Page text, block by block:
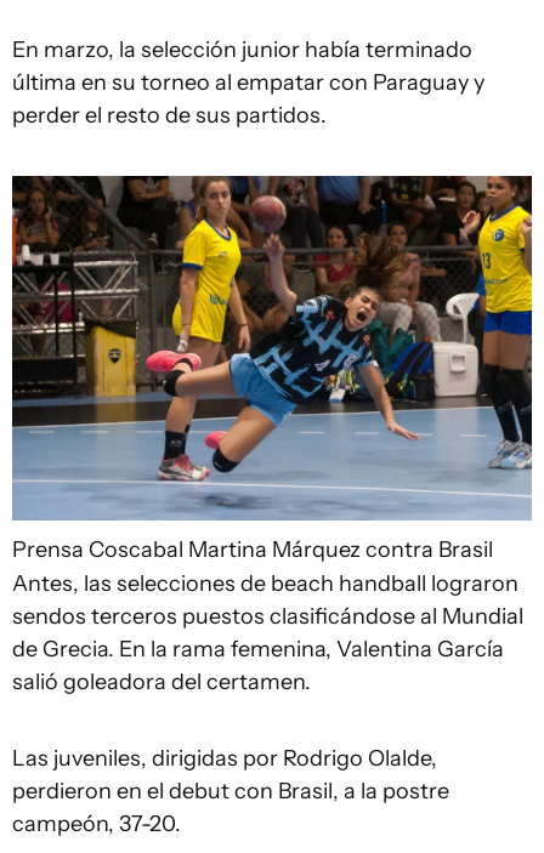
En marzo, la selección junior había terminado
última en su torneo al empatar con Paraguay y
perder el resto de sus partidos.
Prensa Coscabal Martina Márquez contra Brasil
Antes, las selecciones de beach handball lograron
sendos terceros puestos clasificándose al Mundial
de Grecia. En la rama femenina, Valentina García
salió goleadora del certamen.
Las juveniles, dirigidas por Rodrigo Olalde,
perdieron en el debut con Brasil, a la postre
campeón, 37-20.